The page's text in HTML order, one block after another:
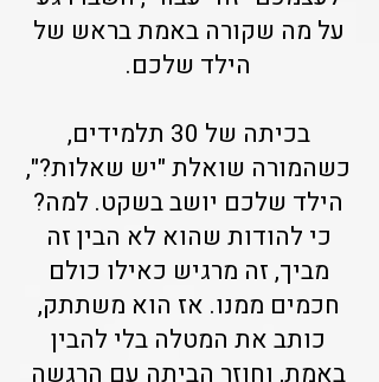
על מה שקורה באמת בראש של
הילד שלכם.
בכיתה של 30 תלמידים,
כשהמורה שואלת "יש שאלות?",
הילד שלכם יושב בשקט. למה?
כי להודות שהוא לא הבין זה
מביך, זה מרגיש כאילו כולם
חכמים ממנו. אז הוא משתתק,
כותב את המטלה בלי להבין
באמת, וחוזר הביתה עם הרגשה